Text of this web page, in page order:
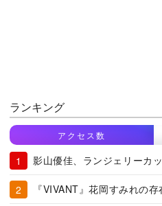
ランキング
アクセス数
影山優佳、ランジェリーカ
『VIVANT』花岡すみれの